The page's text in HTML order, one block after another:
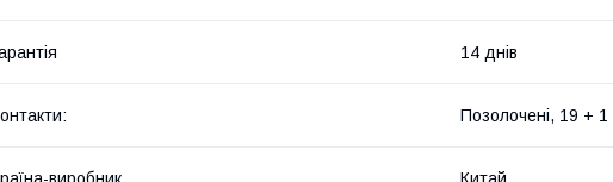
14 днів
Позолочені, 19 + 1
виробник Китай